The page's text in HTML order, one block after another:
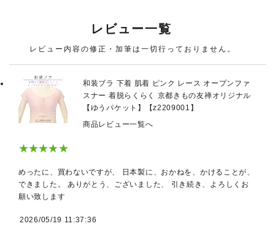
レビュー一覧
レビュー内容の修正・加筆は一切行っておりません。
和装ブラ 下着 肌着 ピンク レース オープンファ
スナー 着脱らくらく 京都きもの友禅オリジナル
【ゆうパケット】【z2209001】
商品レビュー一覧へ
★★★★★
めったに、買わないですが、 日本製に、おかねを、かけることが、
できました。 ありがとう、ございました、 引き続き、よろしくお
願い致します
2026/05/19 11:37:36